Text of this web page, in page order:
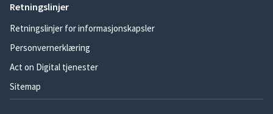
Retningslinjer
Retningslinjer for informasjonskapsler
Personvernerklæring
Act on Digital tjenester
Sitemap